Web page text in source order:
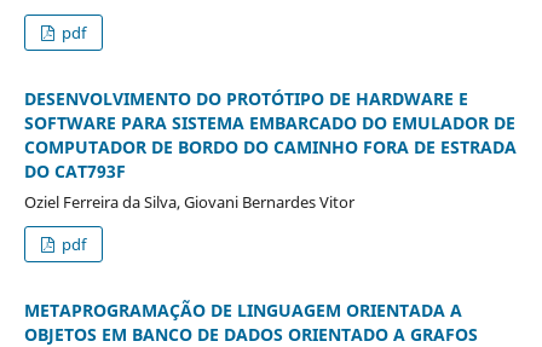
pdf
DESENVOLVIMENTO DO PROTÓTIPO DE HARDWARE E
SOFTWARE PARA SISTEMA EMBARCADO DO EMULADOR DE
COMPUTADOR DE BORDO DO CAMINHO FORA DE ESTRADA
DO CAT793F
Oziel Ferreira da Silva, Giovani Bernardes Vitor
pdf
METAPROGRAMAÇÃO DE LINGUAGEM ORIENTADA A
OBJETOS EM BANCO DE DADOS ORIENTADO A GRAFOS